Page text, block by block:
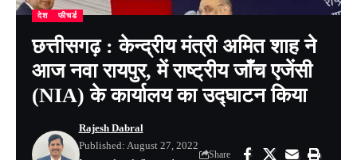
देश फीचर्ड
छत्तीसगढ़ : केन्द्रीय मंत्री अमित शाह ने
आज नवा रायपुर, में राष्ट्रीय जाँच एजेंसी
(NIA) के कार्यालय का उद्घाटन किया
Rajesh Dabral
Published: August 27, 2022
Share